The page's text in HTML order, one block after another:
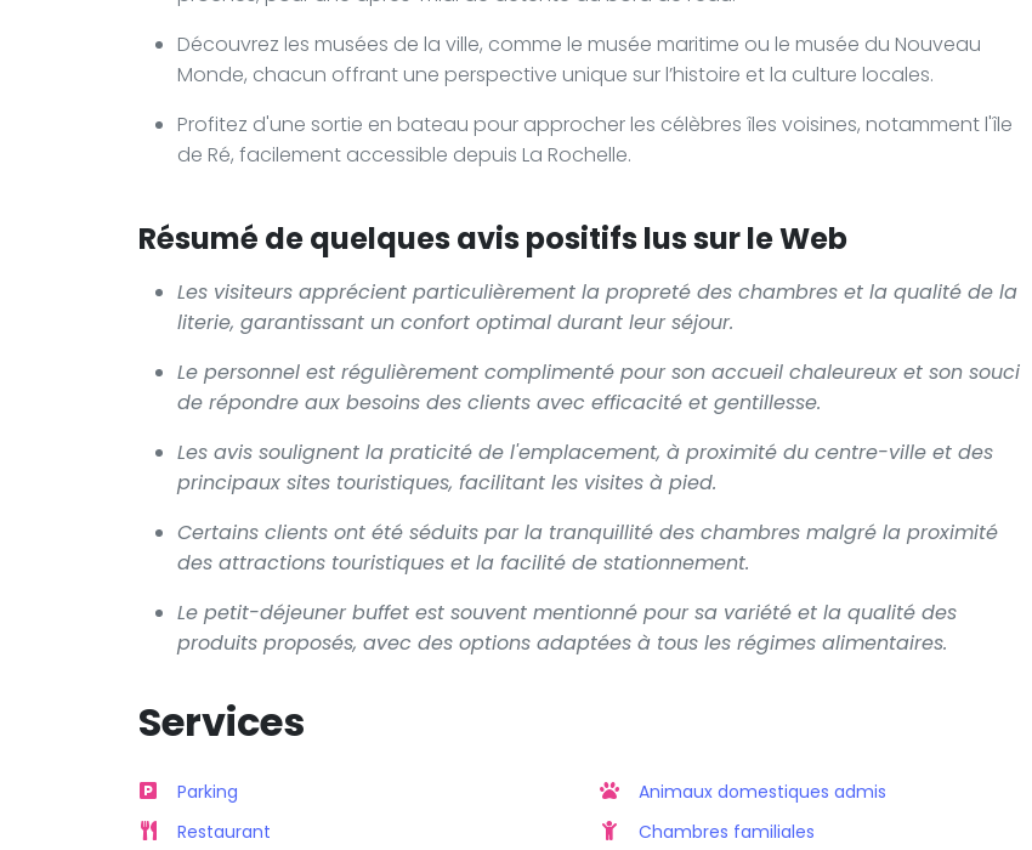
Découvrez les musées de la ville, comme le musée maritime ou le musée du Nouveau
Monde, chacun offrant une perspective unique sur l’histoire et la culture locales.
Profitez d'une sortie en bateau pour approcher les célèbres îles voisines, notamment l'île
de Ré, facilement accessible depuis La Rochelle.
Résumé de quelques avis positifs lus sur le Web
Les visiteurs apprécient particulièrement la propreté des chambres et la qualité de la
literie, garantissant un confort optimal durant leur séjour.
Le personnel est régulièrement complimenté pour son accueil chaleureux et son souci
de répondre aux besoins des clients avec efficacité et gentillesse.
Les avis soulignent la praticité de l'emplacement, à proximité du centre-ville et des
principaux sites touristiques, facilitant les visites à pied.
Certains clients ont été séduits par la tranquillité des chambres malgré la proximité
des attractions touristiques et la facilité de stationnement.
Le petit-déjeuner buffet est souvent mentionné pour sa variété et la qualité des
produits proposés, avec des options adaptées à tous les régimes alimentaires.
Services
Parking
Restaurant
Animaux domestiques admis
Chambres familiales